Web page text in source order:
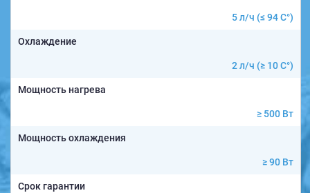
5 л/ч (≤ 94 C°)
Охлаждение
2 л/ч (≥ 10 C°)
Мощность нагрева
≥ 500 Вт
Мощность охлаждения
≥ 90 Вт
Срок гарантии